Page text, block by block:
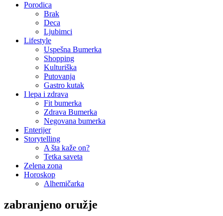
Porodica
Brak
Deca
Ljubimci
Lifestyle
Uspešna Bumerka
Shopping
Kulturiška
Putovanja
Gastro kutak
I lepa i zdrava
Fit bumerka
Zdrava Bumerka
Negovana bumerka
Enterijer
Storytelling
A šta kaže on?
Tetka saveta
Zelena zona
Horoskop
Alhemičarka
zabranjeno oružje